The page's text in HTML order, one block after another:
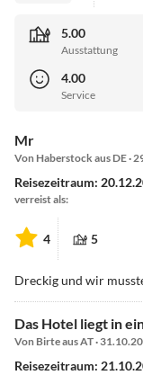
5.00
Ausstattung
4.00
Service
Mr
Von Haberstock aus DE ·
Reisezeitraum:
verreist als:
4 5
Dreckig und wir
Das Hotel liegt in
Von Birte aus AT ·
Reisezeitraum: